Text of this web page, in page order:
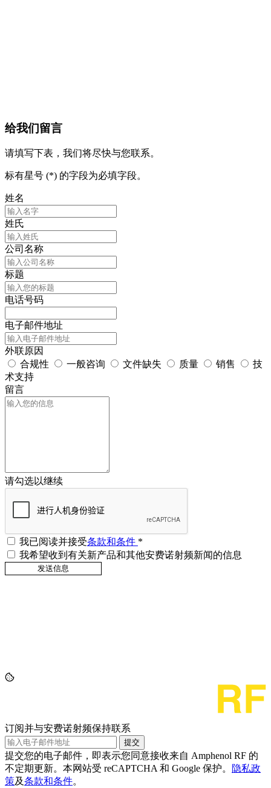
给我们留言
请填写下表，我们将尽快与您联系。
标有星号 (*) 的字段为必填字段。
姓名
姓氏
公司名称
标题
电话号码
电子邮件地址
外联原因
合规性
一般咨询 文件缺失 质量 销售
技
术支持
留言
请勾选以继续
我已阅读并接受条款和条件 *
我希望收到有关新产品和其他安费诺射频新闻的信息
订阅并与安费诺射频保持联系
提交
提交您的电子邮件，即表示您同意接收来自 Amphenol RF 的
不定期更新。本网站受 reCAPTCHA 和 Google 保护。
隐私政
策及条款和条件。